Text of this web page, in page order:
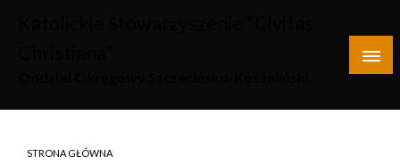
STRONA GŁÓWNA